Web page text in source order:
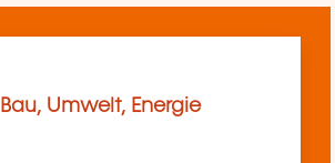
Bau, Umwelt, Energie